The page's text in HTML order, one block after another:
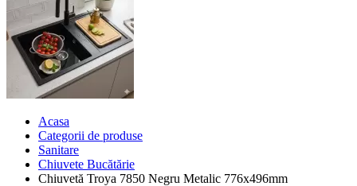
Acasa
Categorii de produse
Sanitare
Chiuvete Bucătărie
Chiuvetă Troya 7850 Negru Metalic 776x496mm